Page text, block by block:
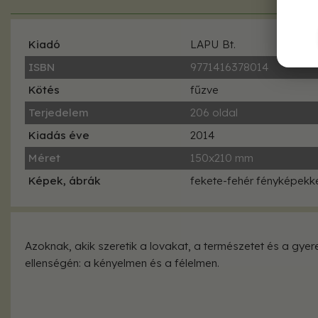
Kiadó
LAPU Bt.
ISBN
9771416378014
Kötés
fűzve
Terjedelem
206 oldal
Kiadás éve
2014
Méret
150x210 mm
Képek, ábrák
fekete-fehér
Azoknak, akik szeretik a lovakat, a természetet és a
ellenségén: a kényelmen és a félelmen.